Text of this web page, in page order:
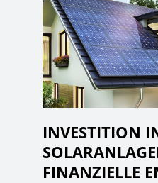
INVESTITION
FINANZIELLE